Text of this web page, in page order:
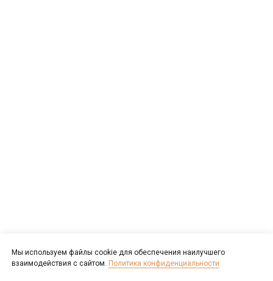
Мы используем файлы cookie для обеспечения наилучшего
взаимодействия с сайтом. Политика конфиденциальности